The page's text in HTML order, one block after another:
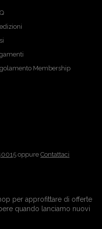
Membership
oppure Contattaci
per approfittare di offerte
quando lanciamo nuovi